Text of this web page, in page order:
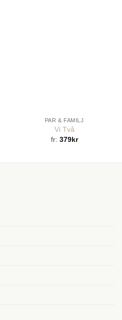
PAR & FAMILJ
Vi Två
fr: 379kr